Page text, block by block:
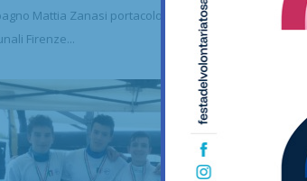
Mattia Zanasi portacolori della Canottieri
Firenze...